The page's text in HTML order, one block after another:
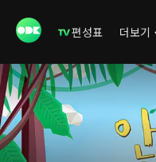
편성표 더보기